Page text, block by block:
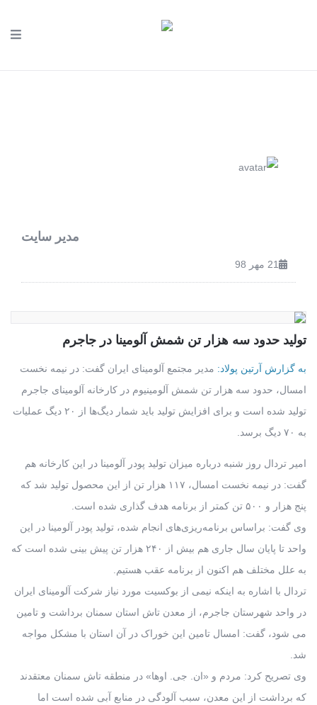
مدیر سایت
21 مهر 98
تولید حدود سه هزار تن شمش آلومینا در جاجرم
به گزارش آرتین پولاد: مدیر مجتمع آلومینای ایران گفت: در نیمه نخست
امسال، حدود سه هزار تن شمش آلومینیوم در کارخانه آلومینای جاجرم
تولید شده است و برای افزایش تولید باید شمار دیگ‌ها از ۲۰ دیگ عملیات
به ۷۰ دیگ برسد.
امیر تردال روز شنبه درباره میزان تولید پودر آلومینا در این کارخانه هم
گفت: در نیمه نخست امسال، ۱۱۷ هزار تن از این محصول تولید شد که
پنج هزار و ۵۰۰ تن کمتر از برنامه هدف گذاری شده است.
وی گفت: براساس برنامه‌ریزی‌های انجام شده، تولید پودر آلومینا در این
واحد تا پایان سال جاری هم بیش از ۲۴۰ هزار تن پیش بینی شده است که
به علل مختلف هم اکنون از برنامه عقب هستیم.
تردال با اشاره به اینکه نیمی از بوکسیت مورد نیاز شرکت آلومینای ایران
در واحد شهرستان جاجرم، از معدن تاش استان سمنان برداشت و تامین
می شود، گفت: امسال تامین این خوراک در آن استان با مشکل مواجه
شد.
وی تصریح کرد: مردم و «ان. جی. اوها» در منطقه تاش سمنان معتقدند
که برداشت از این معدن، سبب آلودگی در منابع آبی شده است اما